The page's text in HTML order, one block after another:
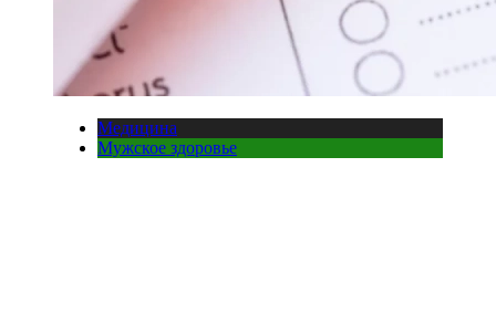
Медицина
Мужское здоровье